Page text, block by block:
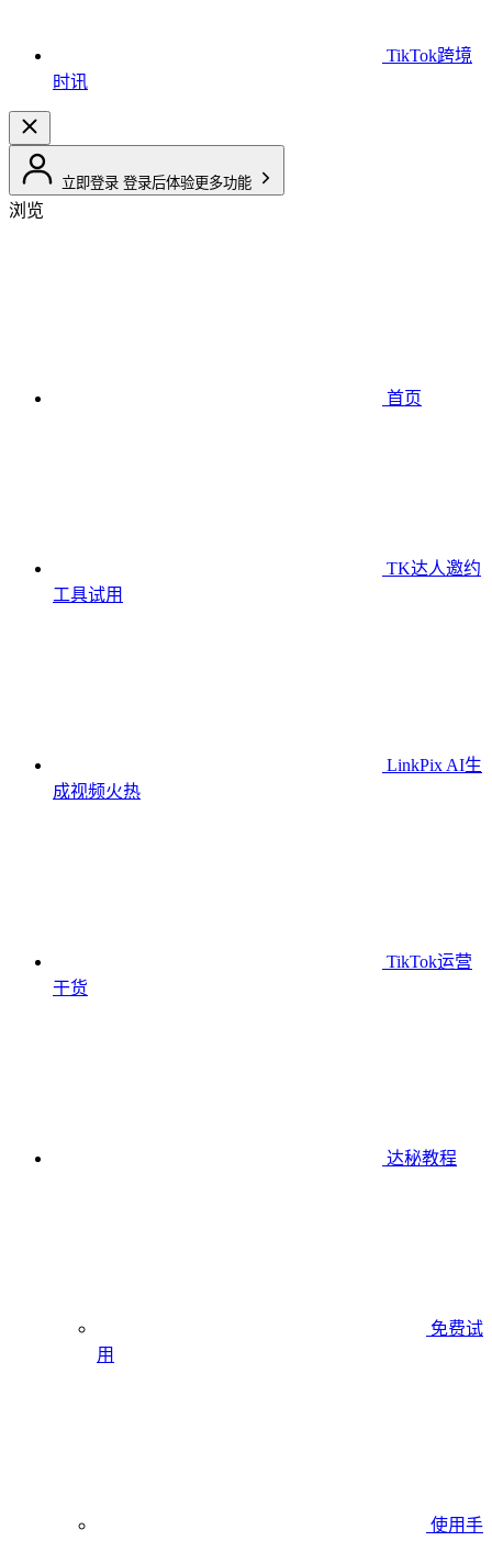
TikTok跨境
时讯
立即登录 登录后体验更多功能
浏览
首页
TK达人邀约
工具试用
LinkPix AI生
成视频火热
TikTok运营
干货
达秘教程
免费试
用
使用手